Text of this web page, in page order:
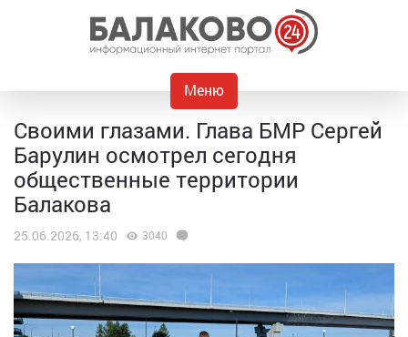
Меню
Своими глазами. Глава БМР Сергей
Барулин осмотрел сегодня
общественные территории
Балакова
25.06.2026, 13:40 3040